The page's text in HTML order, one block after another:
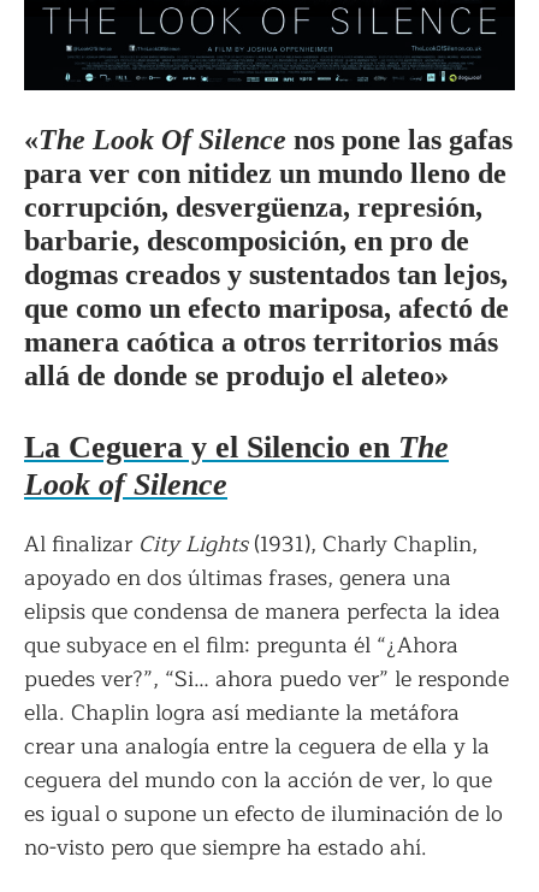
«The Look Of Silence nos pone las gafas
para ver con nitidez un mundo lleno de
corrupción, desvergüenza, represión,
barbarie, descomposición, en pro de
dogmas creados y sustentados tan lejos,
que como un efecto mariposa, afectó de
manera caótica a otros territorios más
allá de donde se produjo el aleteo»
La Ceguera y el Silencio en The
Look of Silence
Al finalizar City Lights(1931), Charly Chaplin,
apoyado en dos últimas frases, genera una
elipsis que condensa de manera perfecta la idea
que subyace en el film: pregunta él “¿Ahora
puedes ver?”, “Si… ahora puedo ver” le responde
ella. Chaplin logra así mediante la metáfora
crear una analogía entre la ceguera de ella y la
ceguera del mundo con la acción de ver, lo que
es igual o supone un efecto de iluminación de lo
no-visto pero que siempre ha estado ahí.